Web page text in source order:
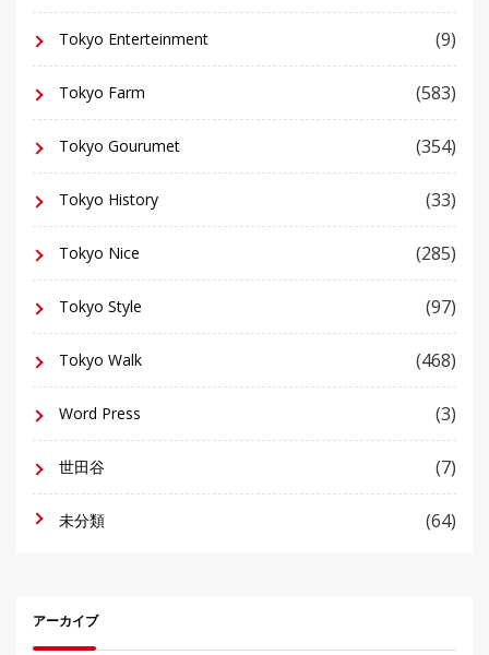
Tokyo Enterteinment (9)
Tokyo Farm (583)
Tokyo Gourumet (354)
Tokyo History (33)
Tokyo Nice (285)
Tokyo Style (97)
Tokyo Walk (468)
Word Press (3)
世田谷 (7)
未分類 (64)
アーカイブ